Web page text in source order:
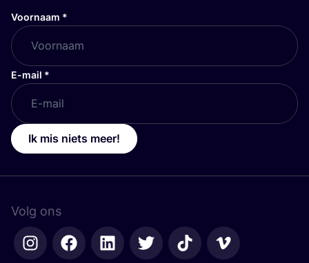
Voornaam *
E-mail *
Ik mis niets meer!
Volg ons